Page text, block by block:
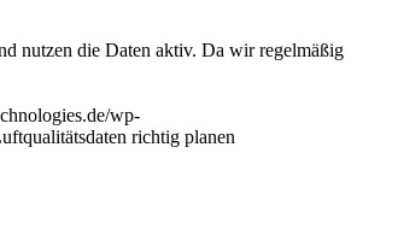
nutzen die Daten aktiv. Da wir regelmäßig
wp-
richtig planen